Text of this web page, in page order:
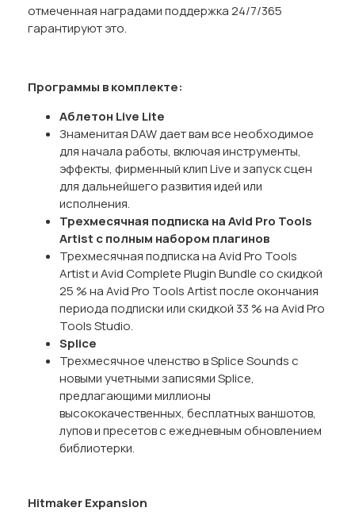
отмеченная наградами поддержка 24/7/365
гарантируют это.
Программы в комплекте:
Аблетон Live Lite
Знаменитая DAW дает вам все необходимое
для начала работы, включая инструменты,
эффекты, фирменный клип Live и запуск сцен
для дальнейшего развития идей или
исполнения.
Трехмесячная подписка на Avid Pro Tools
Artist с полным набором плагинов
Трехмесячная подписка на Avid Pro Tools
Artist и Avid Complete Plugin Bundle со скидкой
25 % на Avid Pro Tools Artist после окончания
периода подписки или скидкой 33 % на Avid Pro
Tools Studio.
Splice
Трехмесячное членство в Splice Sounds с
новыми учетными записями Splice,
предлагающими миллионы
высококачественных, бесплатных ваншотов,
лупов и пресетов с ежедневным обновлением
библиотерки.
Hitmaker Expansion